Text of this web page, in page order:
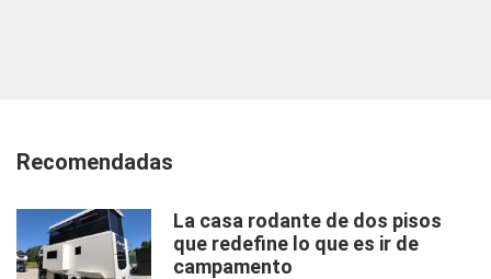
Recomendadas
La casa rodante de dos pisos
que redefine lo que es ir de
campamento